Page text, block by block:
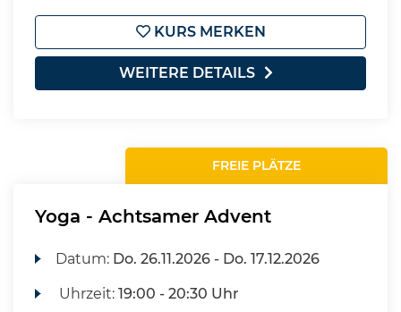
KURS MERKEN
WEITERE DETAILS
FREIE PLÄTZE
Yoga - Achtsamer Advent
Datum: Do. 26.11.2026 - Do. 17.12.2026
Uhrzeit:19:00 - 20:30 Uhr